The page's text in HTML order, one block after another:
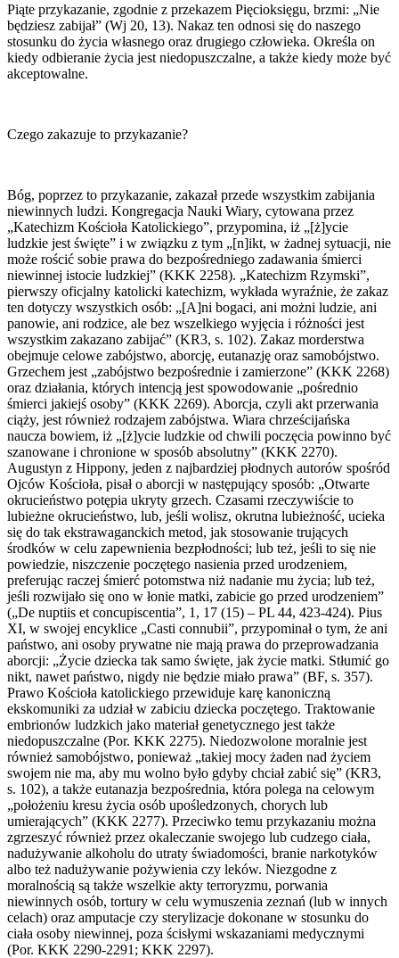
Piąte przykazanie, zgodnie z przekazem Pięcioksięgu, brzmi: „Nie
będziesz zabijał” (Wj 20, 13). Nakaz ten odnosi się do naszego
stosunku do życia własnego oraz drugiego człowieka. Określa on
kiedy odbieranie życia jest niedopuszczalne, a także kiedy może być
akceptowalne.
Czego zakazuje to przykazanie?
Bóg, poprzez to przykazanie, zakazał przede wszystkim zabijania
niewinnych ludzi. Kongregacja Nauki Wiary, cytowana przez
„Katechizm Kościoła Katolickiego”, przypomina, iż „[ż]ycie
ludzkie jest święte” i w związku z tym „[n]ikt, w żadnej sytuacji, nie
może rościć sobie prawa do bezpośredniego zadawania śmierci
niewinnej istocie ludzkiej” (KKK 2258). „Katechizm Rzymski”,
pierwszy oficjalny katolicki katechizm, wykłada wyraźnie, że zakaz
ten dotyczy wszystkich osób: „[A]ni bogaci, ani możni ludzie, ani
panowie, ani rodzice, ale bez wszelkiego wyjęcia i różności jest
wszystkim zakazano zabijać” (KR3, s. 102). Zakaz morderstwa
obejmuje celowe zabójstwo, aborcję, eutanazję oraz samobójstwo.
Grzechem jest „zabójstwo bezpośrednie i zamierzone” (KKK 2268)
oraz działania, których intencją jest spowodowanie „pośrednio
śmierci jakiejś osoby” (KKK 2269). Aborcja, czyli akt przerwania
ciąży, jest również rodzajem zabójstwa. Wiara chrześcijańska
naucza bowiem, iż „[ż]ycie ludzkie od chwili poczęcia powinno być
szanowane i chronione w sposób absolutny” (KKK 2270).
Augustyn z Hippony, jeden z najbardziej płodnych autorów spośród
Ojców Kościoła, pisał o aborcji w następujący sposób: „Otwarte
okrucieństwo potępia ukryty grzech. Czasami rzeczywiście to
lubieżne okrucieństwo, lub, jeśli wolisz, okrutna lubieżność, ucieka
się do tak ekstrawaganckich metod, jak stosowanie trujących
środków w celu zapewnienia bezpłodności; lub też, jeśli to się nie
powiedzie, niszczenie poczętego nasienia przed urodzeniem,
preferując raczej śmierć potomstwa niż nadanie mu życia; lub też,
jeśli rozwijało się ono w łonie matki, zabicie go przed urodzeniem”
(„De nuptiis et concupiscentia”, 1, 17 (15) – PL 44, 423-424). Pius
XI, w swojej encyklice „Casti connubii”, przypominał o tym, że ani
państwo, ani osoby prywatne nie mają prawa do przeprowadzania
aborcji: „Życie dziecka tak samo święte, jak życie matki. Stłumić go
nikt, nawet państwo, nigdy nie będzie miało prawa” (BF, s. 357).
Prawo Kościoła katolickiego przewiduje karę kanoniczną
ekskomuniki za udział w zabiciu dziecka poczętego. Traktowanie
embrionów ludzkich jako materiał genetycznego jest także
niedopuszczalne (Por. KKK 2275). Niedozwolone moralnie jest
również samobójstwo, ponieważ „takiej mocy żaden nad życiem
swojem nie ma, aby mu wolno było gdyby chciał zabić się” (KR3,
s. 102), a także eutanazja bezpośrednia, która polega na celowym
„położeniu kresu życia osób upośledzonych, chorych lub
umierających” (KKK 2277). Przeciwko temu przykazaniu można
zgrzeszyć również przez okaleczanie swojego lub cudzego ciała,
nadużywanie alkoholu do utraty świadomości, branie narkotyków
albo też nadużywanie pożywienia czy leków. Niezgodne z
moralnością są także wszelkie akty terroryzmu, porwania
niewinnych osób, tortury w celu wymuszenia zeznań (lub w innych
celach) oraz amputacje czy sterylizacje dokonane w stosunku do
ciała osoby niewinnej, poza ścisłymi wskazaniami medycznymi
(Por. KKK 2290-2291; KKK 2297).